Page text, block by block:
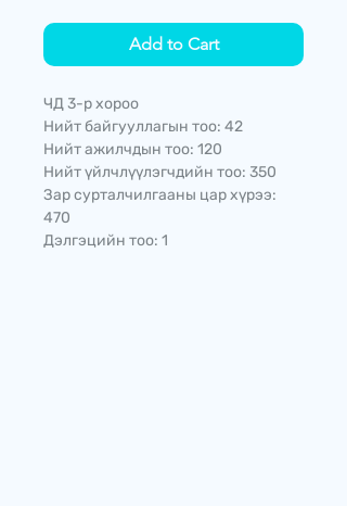
Add to Cart
ЧД 3-р хороо
Нийт байгууллагын тоо: 42
Нийт ажилчдын тоо: 120
Нийт үйлчлүүлэгчдийн тоо: 350
Зар сурталчилгааны цар хүрээ:
470
Дэлгэцийн тоо: 1